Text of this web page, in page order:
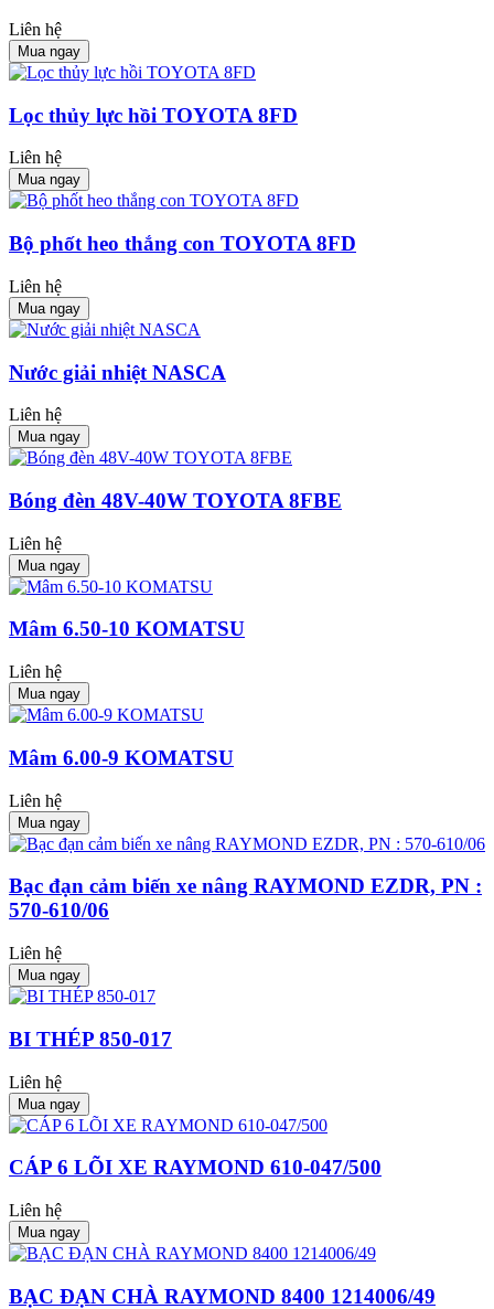
Liên hệ
Mua ngay
Lọc thủy lực hồi TOYOTA 8FD
Liên hệ
Mua ngay
Bộ phốt heo thắng con TOYOTA 8FD
Liên hệ
Mua ngay
Nước giải nhiệt NASCA
Liên hệ
Mua ngay
Bóng đèn 48V-40W TOYOTA 8FBE
Liên hệ
Mua ngay
Mâm 6.50-10 KOMATSU
Liên hệ
Mua ngay
Mâm 6.00-9 KOMATSU
Liên hệ
Mua ngay
Bạc đạn cảm biến xe nâng RAYMOND EZDR, PN :
570-610/06
Liên hệ
Mua ngay
BI THÉP 850-017
Liên hệ
Mua ngay
CÁP 6 LÕI XE RAYMOND 610-047/500
Liên hệ
Mua ngay
BẠC ĐẠN CHÀ RAYMOND 8400 1214006/49